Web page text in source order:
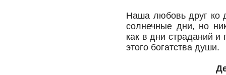
Наша любовь друг ко
солнечные дни, но
как в дни страданий и
этого богатства души.